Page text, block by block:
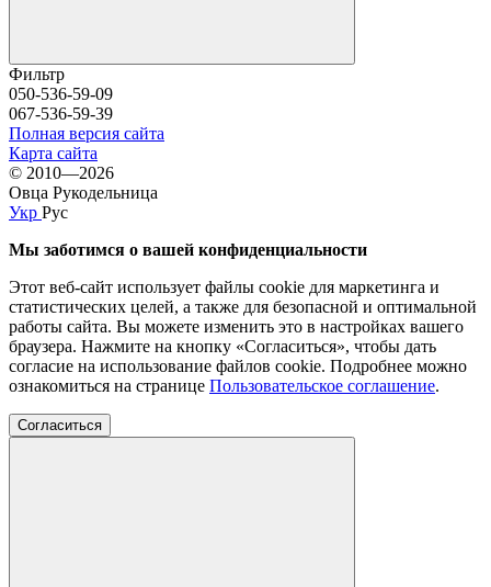
Фильтр
050-536-59-09
067-536-59-39
Полная версия сайта
Карта сайта
© 2010—2026
Овца Рукодельница
Укр Рус
Мы заботимся о вашей конфиденциальности
Этот веб-сайт использует файлы cookie для маркетинга и
статистических целей, а также для безопасной и оптимальной
работы сайта. Вы можете изменить это в настройках вашего
браузера. Нажмите на кнопку «Согласиться», чтобы дать
согласие на использование файлов cookie. Подробнее можно
ознакомиться на странице Пользовательское соглашение.
Согласиться